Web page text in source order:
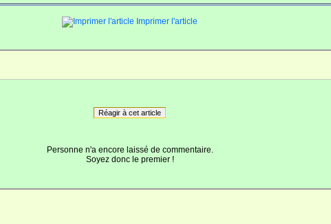
Imprimer l'article
Réagir à cet article
Personne n'a encore laissé de commentaire.
Soyez donc le premier !